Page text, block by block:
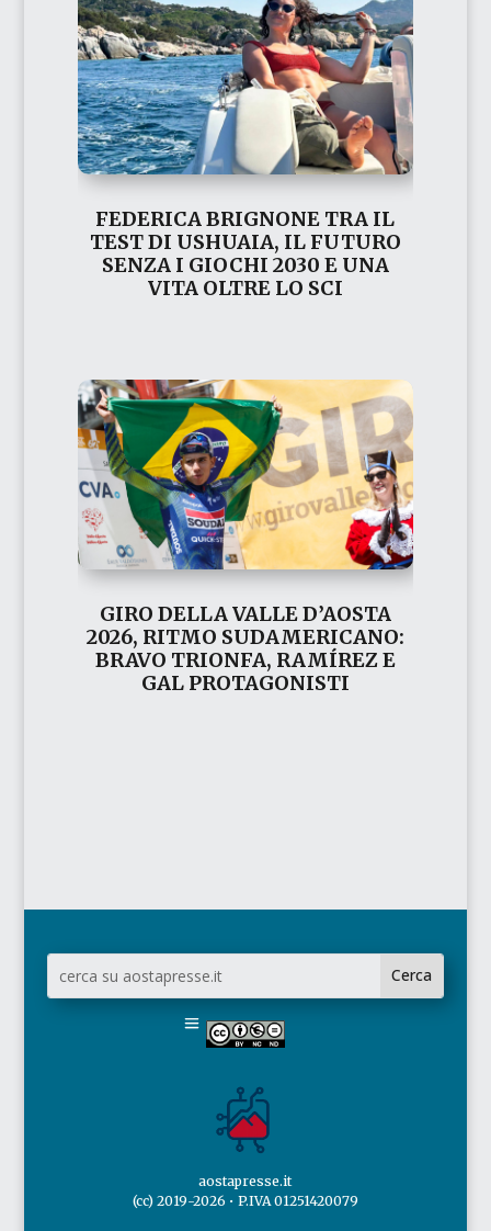
FEDERICA BRIGNONE TRA IL
TEST DI USHUAIA, IL FUTURO
SENZA I GIOCHI 2030 E UNA
VITA OLTRE LO SCI
GIRO DELLA VALLE D’AOSTA
2026, RITMO SUDAMERICANO:
BRAVO TRIONFA, RAMÍREZ E
GAL PROTAGONISTI
aostapresse.it
(cc) 2019-2026 • P.IVA 01251420079